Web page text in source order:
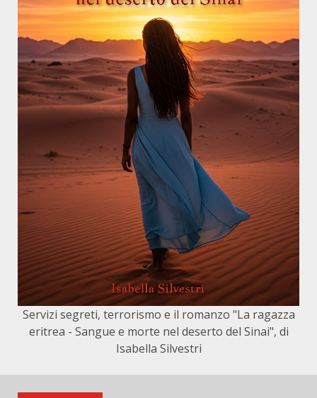
Servizi segreti, terrorismo e il romanzo "La ragazza
eritrea - Sangue e morte nel deserto del Sinai", di
Isabella Silvestri